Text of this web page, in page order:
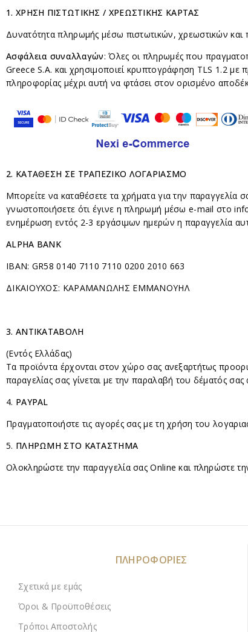
1. ΧΡΗΣΗ ΠΙΣΤΩΤΙΚΗΣ / ΧΡΕΩΣΤΙΚΗΣ ΚΑΡΤΑΣ
Δυνατότητα πληρωμής μέσω πιστωτικών, χρεωστικών
Ασφάλεια συναλλαγών: Όλες οι πληρωμές που
Greece S.A. και χρησιμοποιεί κρυπτογράφηση TLS 1.2
πληροφορίας μέχρι αυτή να φτάσει στον ορισμένο
2. ΚΑΤΑΘΕΣΗ ΣΕ ΤΡΑΠΕΖΙΚΟ ΛΟΓΑΡΙΑΣΜΟ
Μπορείτε να καταθέσετε τα χρήματα για την παραγγελία
γνωστοποιήσετε ότι έγινε η πληρωμή μέσω e-mail στο
ενημέρωση εντός 2-3 εργάσιμων ημερών η παραγγελία
ALPHA BANK
IBAN: GR58 0140 7110 7110 0200 2010 663
ΔΙΚΑΙΟΥΧΟΣ: ΚΑΡΑΜΑΝΩΛΗΣ ΕΜΜΑΝΟΥΗΛ
3. ΑΝΤΙΚΑΤΑΒΟΛΗ
(Εντός Ελλάδας)
Τα προϊόντα έρχονται στον χώρο σας ανεξαρτήτως
παραγελίας σας γίνεται με την παραλαβή του δέματός
4. PAYPAL
Πραγματοποιήστε τις αγορές σας με τη χρήση του
5. ΠΛΗΡΩΜΗ ΣΤΟ ΚΑΤΑΣΤΗΜΑ
Ολοκληρώστε την παραγγελία σας Online και πληρώστε
ΠΛΗΡΟΦΟΡΙΕΣ
Σχετικά με εμάς
Όροι & Προϋποθέσεις
Τρόποι Αποστολής